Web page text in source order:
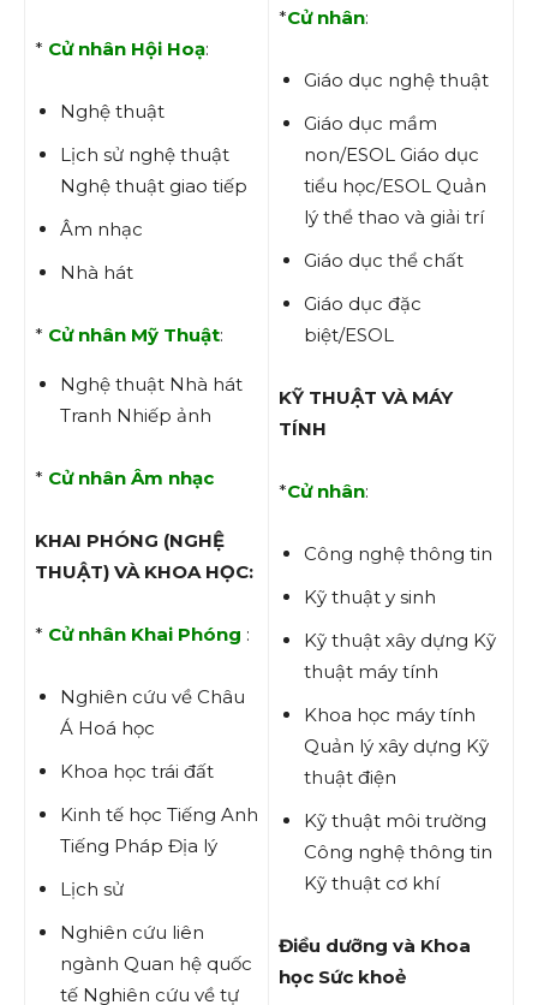
* Cử nhân Hội Hoạ:
Nghệ thuật
Lịch sử nghệ thuật
Nghệ thuật giao tiếp
Âm nhạc
Nhà hát
* Cử nhân Mỹ Thuật:
Nghệ thuật Nhà hát
Tranh Nhiếp ảnh
* Cử nhân Âm nhạc
KHAI PHÓNG (NGHỆ
THUẬT) VÀ KHOA HỌC:
* Cử nhân Khai Phóng :
Nghiên cứu về Châu
Á Hoá học
Khoa học trái đất
Kinh tế học Tiếng Anh
Tiếng Pháp Địa lý
Lịch sử
Nghiên cứu liên
ngành Quan hệ quốc
tế Nghiên cứu về tự
*Cử nhân:
Giáo dục nghệ thuật
Giáo dục mầm
non/ESOL Giáo dục
tiểu học/ESOL Quản
lý thể thao và giải trí
Giáo dục thể chất
Giáo dục đặc
biệt/ESOL
KỸ THUẬT VÀ MÁY
TÍNH
*Cử nhân:
Công nghệ thông tin
Kỹ thuật y sinh
Kỹ thuật xây dựng Kỹ
thuật máy tính
Khoa học máy tính
Quản lý xây dựng Kỹ
thuật điện
Kỹ thuật môi trường
Công nghệ thông tin
Kỹ thuật cơ khí
Điều dưỡng và Khoa
học Sức khoẻ